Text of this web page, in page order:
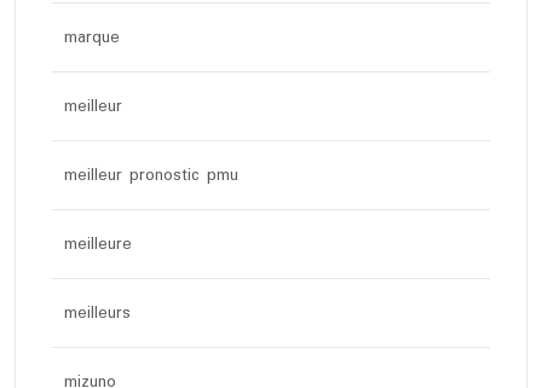
marque
meilleur
meilleur pronostic pmu
meilleure
meilleurs
mizuno